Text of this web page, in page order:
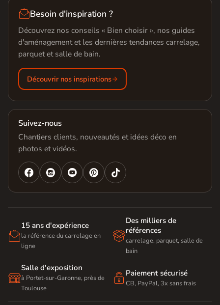
Besoin d'inspiration ?
Découvrez nos conseils « Bien choisir », nos guides
d'aménagement et les dernières tendances carrelage,
parquet et salle de bain.
Découvrir nos inspirations
Suivez-nous
Chantiers clients, nouveautés et idées déco en
photos et vidéos.
   

15 ans d'expérience
la référence du carrelage en
ligne

Des milliers de
références
carrelage, parquet, salle de
bain

Salle d'exposition
à Portet-sur-Garonne, près de
Toulouse
 Paiement sécurisé
CB, PayPal, 3x sans frais